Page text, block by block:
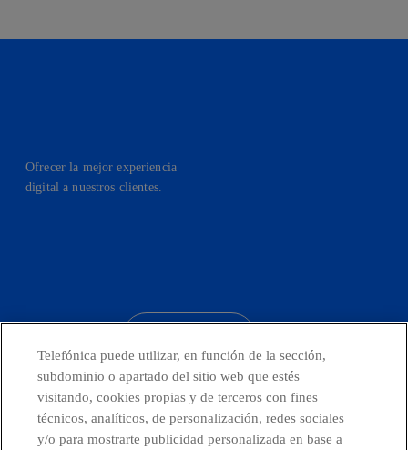
Ofrecer la mejor experiencia
digital a nuestros clientes.
Telefónica en redes sociales
Telefónica puede utilizar, en función de la sección,
subdominio o apartado del sitio web que estés
visitando, cookies propias y de terceros con fines
técnicos, analíticos, de personalización, redes sociales
y/o para mostrarte publicidad personalizada en base a